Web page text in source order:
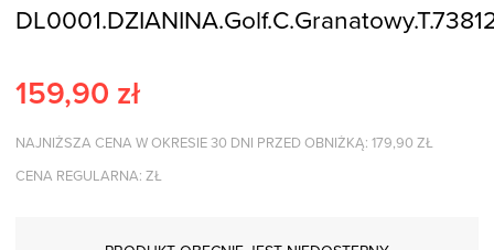
159,90 zł
NAJNIŻSZA CENA W OKRESIE 30 DNI PRZED OBNIŻKĄ: 179,90 ZŁ
CENA REGULARNA: ZŁ